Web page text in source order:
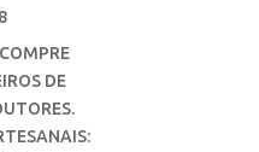
COMPRE
DE